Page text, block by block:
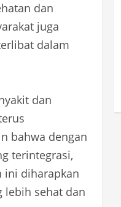
dan
juga
dalam
dan
bahwa dengan
terintegrasi,
ini diharapkan
lebih sehat dan